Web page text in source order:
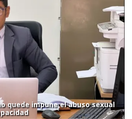
quede impune el abuso sexual